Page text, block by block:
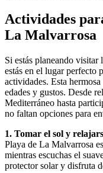
Actividades
La Malvarrosa
Si estás planeando
estás en el lugar perfecto
actividades. Esta
edades y gustos. Desde
Mediterráneo hasta
no faltan opciones para
1. Tomar el sol y
Playa de La Malvarrosa
mientras escuchas el
protector solar y disfruta